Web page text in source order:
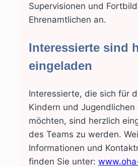
Supervisionen und
Ehrenamtlichen an.
Interessierte sind
eingeladen
Interessierte, die sich für
Kindern und Jugendlichen
möchten, sind herzlich
des Teams zu werden.
Informationen und
finden Sie unter: